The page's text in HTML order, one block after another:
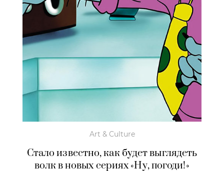
Art & Culture
Стало известно, как будет выглядеть
волк в новых сериях «Ну, погоди!»